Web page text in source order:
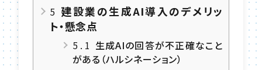
5 建設業の生成AI導入のデメリッ
ト・懸念点
5.1 生成AIの回答が不正確なこと
がある（ハルシネーション）